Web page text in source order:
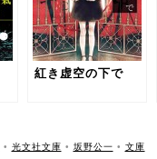
紅き虚空の下で
• 光文社文庫 • 坂野公一 • 文庫